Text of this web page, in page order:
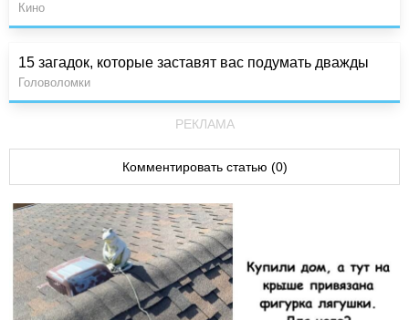
Кино
15 загадок, которые заставят вас подумать дважды
Головоломки
РЕКЛАМА
Комментировать статью (0)